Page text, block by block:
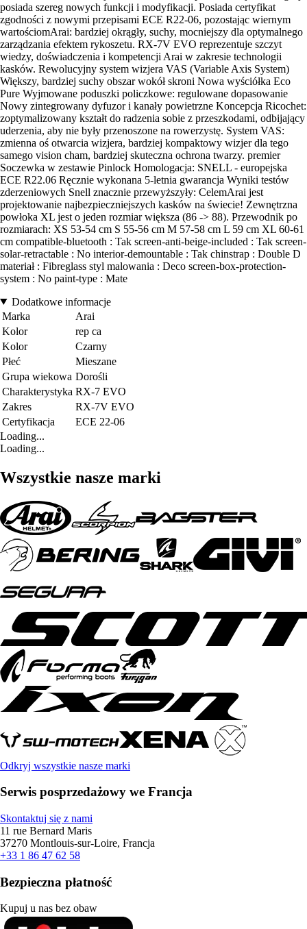
posiada szereg nowych funkcji i modyfikacji. Posiada certyfikat
zgodności z nowymi przepisami ECE R22-06, pozostając wiernym
wartościomArai: bardziej okrągły, suchy, mocniejszy dla optymalnego
zarządzania efektem rykoszetu. RX-7V EVO reprezentuje szczyt
wiedzy, doświadczenia i kompetencji Arai w zakresie technologii
kasków. Rewolucyjny system wizjera VAS (Variable Axis System)
Większy, bardziej suchy obszar wokół skroni Nowa wyściółka Eco
Pure Wyjmowane poduszki policzkowe: regulowane dopasowanie
Nowy zintegrowany dyfuzor i kanały powietrzne Koncepcja Ricochet:
zoptymalizowany kształt do radzenia sobie z przeszkodami, odbijający
uderzenia, aby nie były przenoszone na rowerzystę. System VAS:
zmienna oś otwarcia wizjera, bardziej kompaktowy wizjer dla tego
samego vision cham, bardziej skuteczna ochrona twarzy. premier
Soczewka w zestawie Pinlock Homologacja: SNELL - europejska
ECE R22.06 Ręcznie wykonana 5-letnia gwarancja Wyniki testów
zderzeniowych Snell znacznie przewyższyły: CelemArai jest
projektowanie najbezpieczniejszych kasków na świecie! Zewnętrzna
powłoka XL jest o jeden rozmiar większa (86 -> 88). Przewodnik po
rozmiarach: XS 53-54 cm S 55-56 cm M 57-58 cm L 59 cm XL 60-61
cm compatible-bluetooth : Tak screen-anti-beige-included : Tak screen-
solar-retractable : No interior-demountable : Tak chinstrap : Double D
materiał : Fibreglass styl malowania : Deco screen-box-protection-
system : No paint-type : Mate
Dodatkowe informacje
Marka
Arai
Kolor
rep ca
Kolor
Czarny
Płeć
Mieszane
Grupa wiekowa Dorośli
Charakterystyka RX-7 EVO
Zakres
RX-7V EVO
Certyfikacja
ECE 22-06
Loading...
Loading...
Wszystkie nasze marki
Odkryj wszystkie nasze marki
Serwis posprzedażowy we Francja
Skontaktuj się z nami
11 rue Bernard Maris
37270 Montlouis-sur-Loire, Francja
+33 1 86 47 62 58
Bezpieczna płatność
Kupuj u nas bez obaw